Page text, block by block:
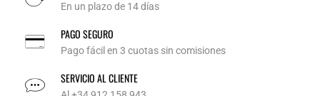
En un plazo de 14 días
PAGO SEGURO
Pago fácil en 3 cuotas sin comisiones
SERVICIO AL CLIENTE